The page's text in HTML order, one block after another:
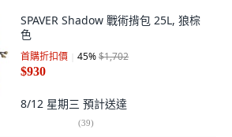
SPAVER Shadow 戰術揹包 25L, 狼棕
色
首購折扣價 45%$1,702
$930
8/12 星期三 預計送達
(39)